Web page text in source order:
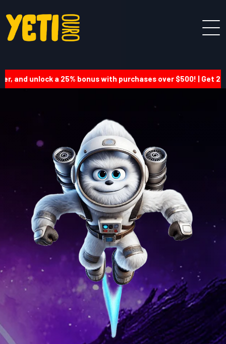
unlock a 25% bonus with purchases over $500! | Get 20%